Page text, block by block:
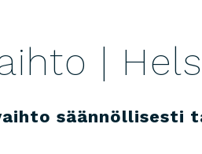
|
säännöllisesti